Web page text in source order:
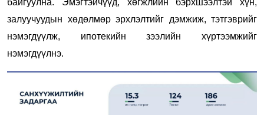
байгуулна. Эмэгтэйчүүд, хөгжлийн бэрхшээлтэй хүн,
залуучуудын хөдөлмөр эрхлэлтийг дэмжиж, тэтгэврийг
нэмэгдүүлж, ипотекийн зээлийн хүртээмжийг
нэмэгдүүлнэ.